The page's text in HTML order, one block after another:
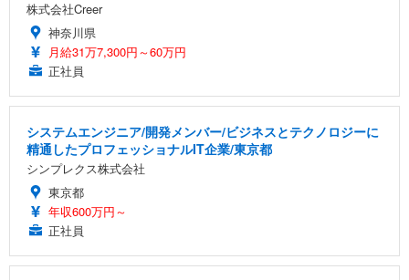
株式会社Creer
神奈川県
月給31万7,300円～60万円
正社員
システムエンジニア/開発メンバー/ビジネスとテクノロジーに
精通したプロフェッショナルIT企業/東京都
シンプレクス株式会社
東京都
年収600万円～
正社員